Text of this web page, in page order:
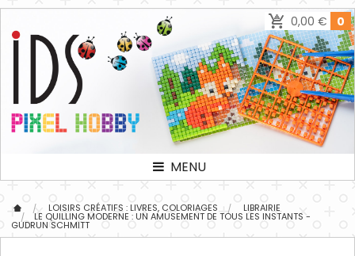
0,00 € 0
MENU
LOISIRS CRÉATIFS : LIVRES, COLORIAGES LIBRAIRIE
LE QUILLING MODERNE : UN AMUSEMENT DE TOUS LES INSTANTS -
GUDRUN SCHMITT